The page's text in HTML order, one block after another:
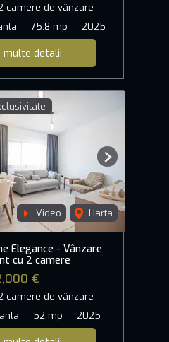
camere de vânzare
75.8 mp 2025
multe detalii
Video Harta
Next
Elegance - Vânzare
cu 2 camere
€
camere de vânzare
52 mp 2025